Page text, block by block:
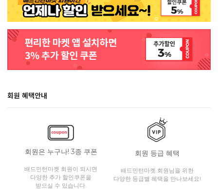
회원 혜택안내
회원은 누구나! 3종 쿠폰
배드민턴마켓 회원이 되시면
다양한 추가 할인쿠폰을
받으실 수 있습니다.
회원 등급 혜택
배드민턴마켓 회원님을 위한
다양한 등급별 혜택을 만나보세요!